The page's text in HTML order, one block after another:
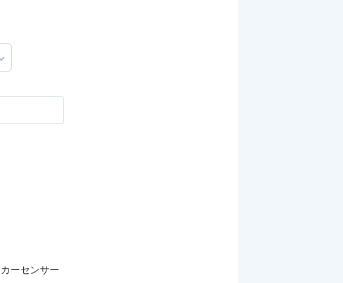
カーセンサー